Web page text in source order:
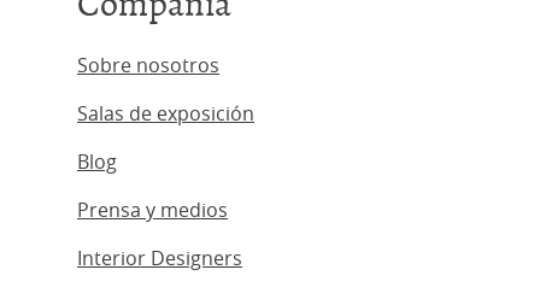
Sobre nosotros
Salas de exposición
Blog
Prensa y medios
Interior Designers